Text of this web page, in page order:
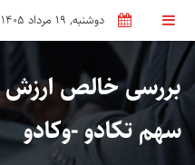
دوشنبه, 19 مرداد 1405
سهم تکادو -وکادو